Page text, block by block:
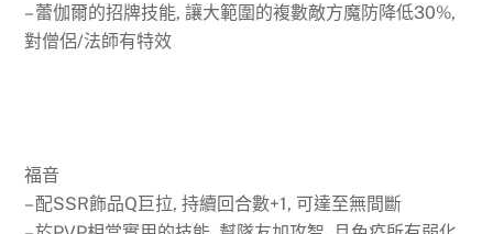
– 蕾伽爾的招牌技能, 讓大範圍的複數敵方魔防降低30%,
對僧侶/法師有特效
福音
– 配SSR飾品Q巨拉, 持續回合數+1, 可達至無間斷